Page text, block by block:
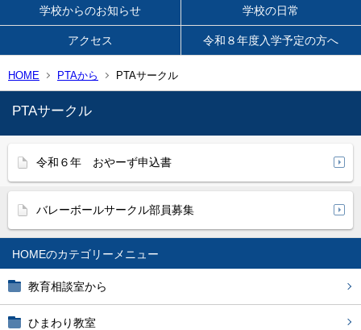
学校からのお知らせ 学校の日常
アクセス 令和８年度入学予定の方へ
HOME PTAから PTAサークル
HOME
教育相談室から
ひまわり教室
PTAサークル
令和６年 おやーず申込書
バレーボールサークル部員募集